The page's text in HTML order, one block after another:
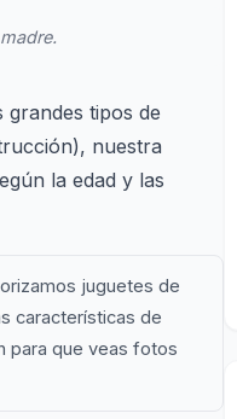
tipos de
nuestra
la edad y las
juguetes de
características de
para que veas fotos